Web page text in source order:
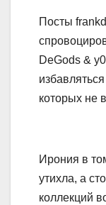
Посты
DeGods &
которых не
Ирония в
утихла, а
коллекций